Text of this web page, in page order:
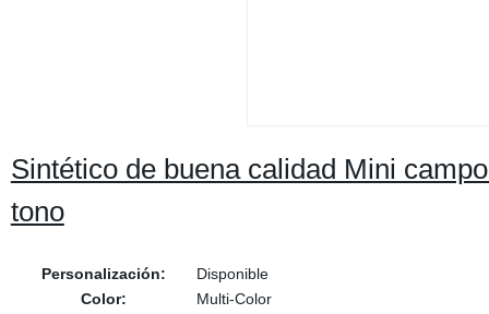
Sintético de buena calidad Mini
tono
Personalización:
Disponible
Color:
Multi-Color